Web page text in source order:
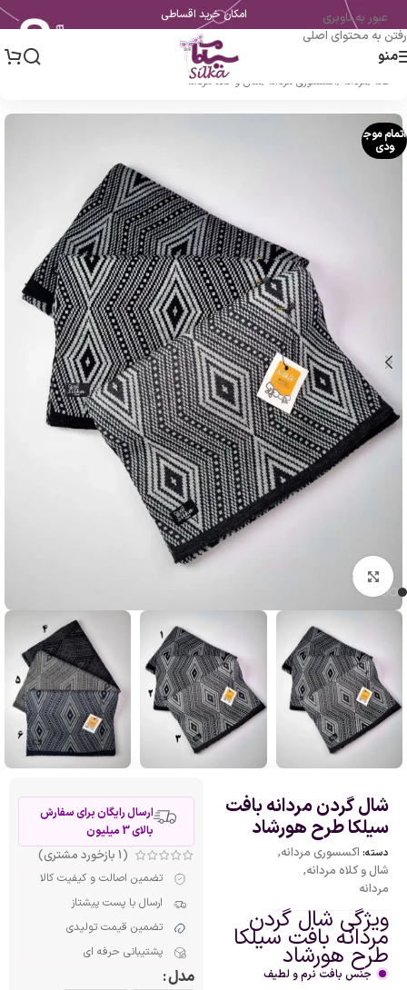
عبور به ناوبری
رفتن به محتوای اصلی
امکان خرید اقساطی
منو
خانه /مردانه /اکسسوری مردانه /شال و کلاه مردانه
اتمام موج
ودی
بزرگنمایی تصویر
شال گردن مردانه بافت
سیلکا طرح هورشاد
دسته: اکسسوری مردانه,
شال و کلاه مردانه,
مردانه
ویژگی شال گردن
مردانه بافت سیلکا
طرح هورشاد
جنس بافت نرم و لطیف
ارسال رایگان برای سفارش
بالای 3 میلیون
(
1 بازخورد مشتری)
تضمین اصالت و کیفیت کالا
ارسال با پست پیشتاز
تضمین قیمت تولیدی
پشتیبانی حرفه ای
مدل